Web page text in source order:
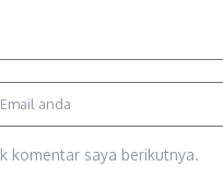
komentar saya berikutnya.